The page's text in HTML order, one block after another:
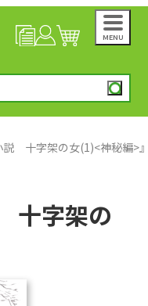
MENU
説 十字架の女(1)<神秘編>
十字架の